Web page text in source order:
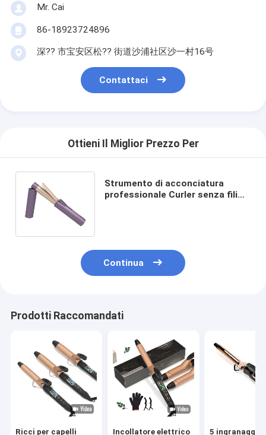
Mr. Cai
86-18923724896
深?? 市宝安区松?? 街道沙浦社区沙一村16号
Contattaci
Ottieni Il Miglior Prezzo Per
Strumento di acconciatura
professionale Curler senza fili
Continua
Prodotti Raccomandati
Ricci per capelli Incollatore elettrico 5 ingranaggi